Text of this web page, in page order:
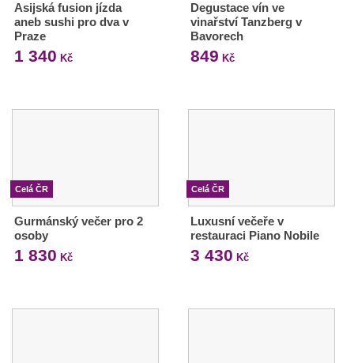
Asijská fusion jízda
aneb sushi pro dva v
Praze
1 340 Kč
Degustace vín ve
vinařství Tanzberg v
Bavorech
849 Kč
Celá ČR
Gurmánský večer pro 2
osoby
1 830 Kč
Celá ČR
Luxusní večeře v
restauraci Piano Nobile
3 430 Kč